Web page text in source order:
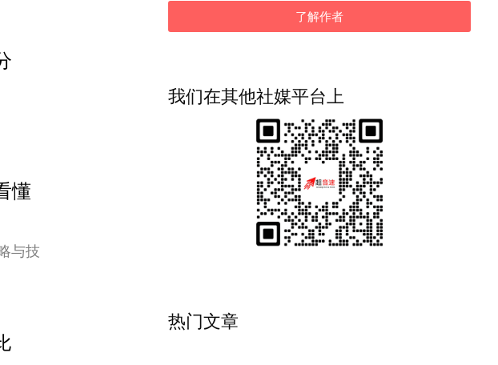
懂
与技
了解作者
我们在其他社媒平台上
热门文章